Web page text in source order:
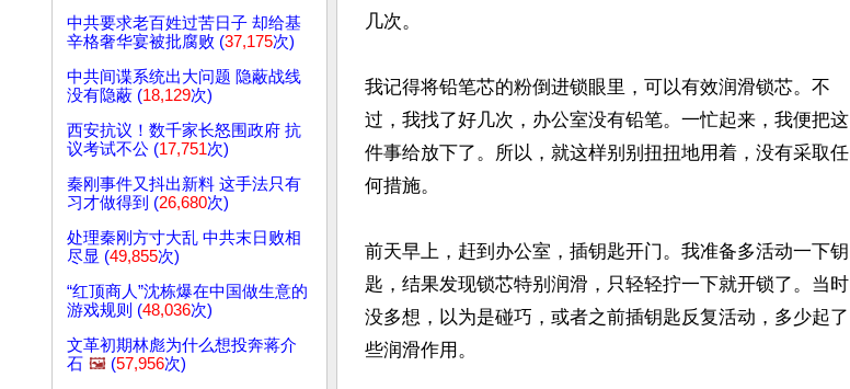
中共要求老百姓过苦日子 却给基
辛格奢华宴被批腐败 (37,175次)
中共间谍系统出大问题 隐蔽战线
没有隐蔽 (18,129次)
西安抗议！数千家长怒围政府 抗
议考试不公 (17,751次)
秦刚事件又抖出新料 这手法只有
习才做得到 (26,680次)
处理秦刚方寸大乱 中共末日败相
尽显 (49,855次)
“红顶商人”沈栋爆在中国做生意的
游戏规则 (48,036次)
文革初期林彪为什么想投奔蒋介
石 🖼️ (57,956次)
几次。
我记得将铅笔芯的粉倒进锁眼里，可以有效润滑锁芯。不
过，我找了好几次，办公室没有铅笔。一忙起来，我便把这
件事给放下了。所以，就这样别别扭扭地用着，没有采取任
何措施。
前天早上，赶到办公室，插钥匙开门。我准备多活动一下钥
匙，结果发现锁芯特别润滑，只轻轻拧一下就开锁了。当时
没多想，以为是碰巧，或者之前插钥匙反复活动，多少起了
些润滑作用。